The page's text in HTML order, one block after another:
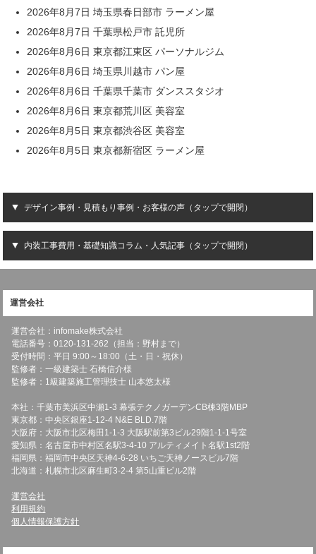
2026年8月7日 埼玉県春日部市 ラーメン屋
2026年8月7日 千葉県松戸市 託児所
2026年8月6日 東京都江東区 パーソナルジム
2026年8月6日 埼玉県川越市 パン屋
2026年8月6日 千葉県千葉市 ダンススタジオ
2026年8月6日 東京都荒川区 美容室
2026年8月5日 東京都渋谷区 美容室
2026年8月5日 東京都新宿区 ラーメン屋
デザイン事例・見積もり事例・お客様の声（タップで開閉）
内装工事費用・基礎知識コラム・人気記事（タップで開閉）
運営会社
運営会社：infomake株式会社
電話番号：0120-131-262（担当：野村まで）
受付時間：平日 9:00～18:00（土・日・祝休）
監修者：一級建築士 石橋信介様
監修者：1級建築施工管理技士 山本悠太様
本社：千葉市美浜区中瀬1-3 幕張テクノガーデンCB棟3階MBP
東京都：中央区銀座1-12-4 N&E BLD.7階
大阪府：大阪市北区梅田1-1-3 大阪駅前第3ビル29階1-1-1号室
愛知県：名古屋市中村区名駅3-4-10 アルティメイト名駅1st2階
福岡県：福岡市中央区天神4-6-28 いちご天神ノースビル7階
北海道：札幌市北区麻生町3-2-4 第5山重ビル2階
運営会社
利用規約
個人情報保護方針